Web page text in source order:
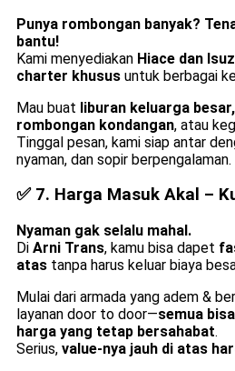
Punya rombongan banyak?
bantu!
Kami menyediakan Hiace dan
charter khusus untuk berbagai
Mau buat liburan keluarga
rombongan kondangan, atau
Tinggal pesan, kami siap antar
nyaman, dan sopir
✅ 7. Harga Masuk Akal –
Nyaman gak selalu mahal.
Di Arni Trans, kamu bisa dapet
atas tanpa harus keluar biaya
Mulai dari armada yang adem &
layanan door to door—semua
harga yang tetap bersahabat.
Serius, value-nya jauh di atas